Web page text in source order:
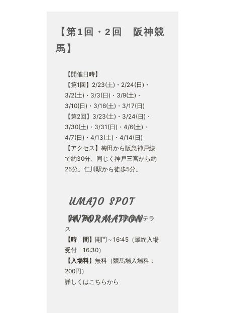
【第1回・2回 阪神競
馬】
【開催日時】
【第1回】2/23(土)・2/24(日)・
3/2(土)・3/3(日)・3/9(土)・
3/10(日)・3/16(土)・3/17(日)
【第2回】3/23(土)・3/24(日)・
3/30(土)・3/31(日)・4/6(土)・
4/7(日)・4/13(土)・4/14(日)
【アクセス】梅田から阪急神戸線
で約30分、同じく神戸三宮から約
25分。仁川駅から徒歩5分。
UMAJO SPOT
INFORMATION
【場 所】スタンド3階 西側テラ
ス
【時 間】 開門～16:45（最終入場
受付 16:30）
【入場料】無料（競馬場入場料：
200円）
詳しくはこちらから